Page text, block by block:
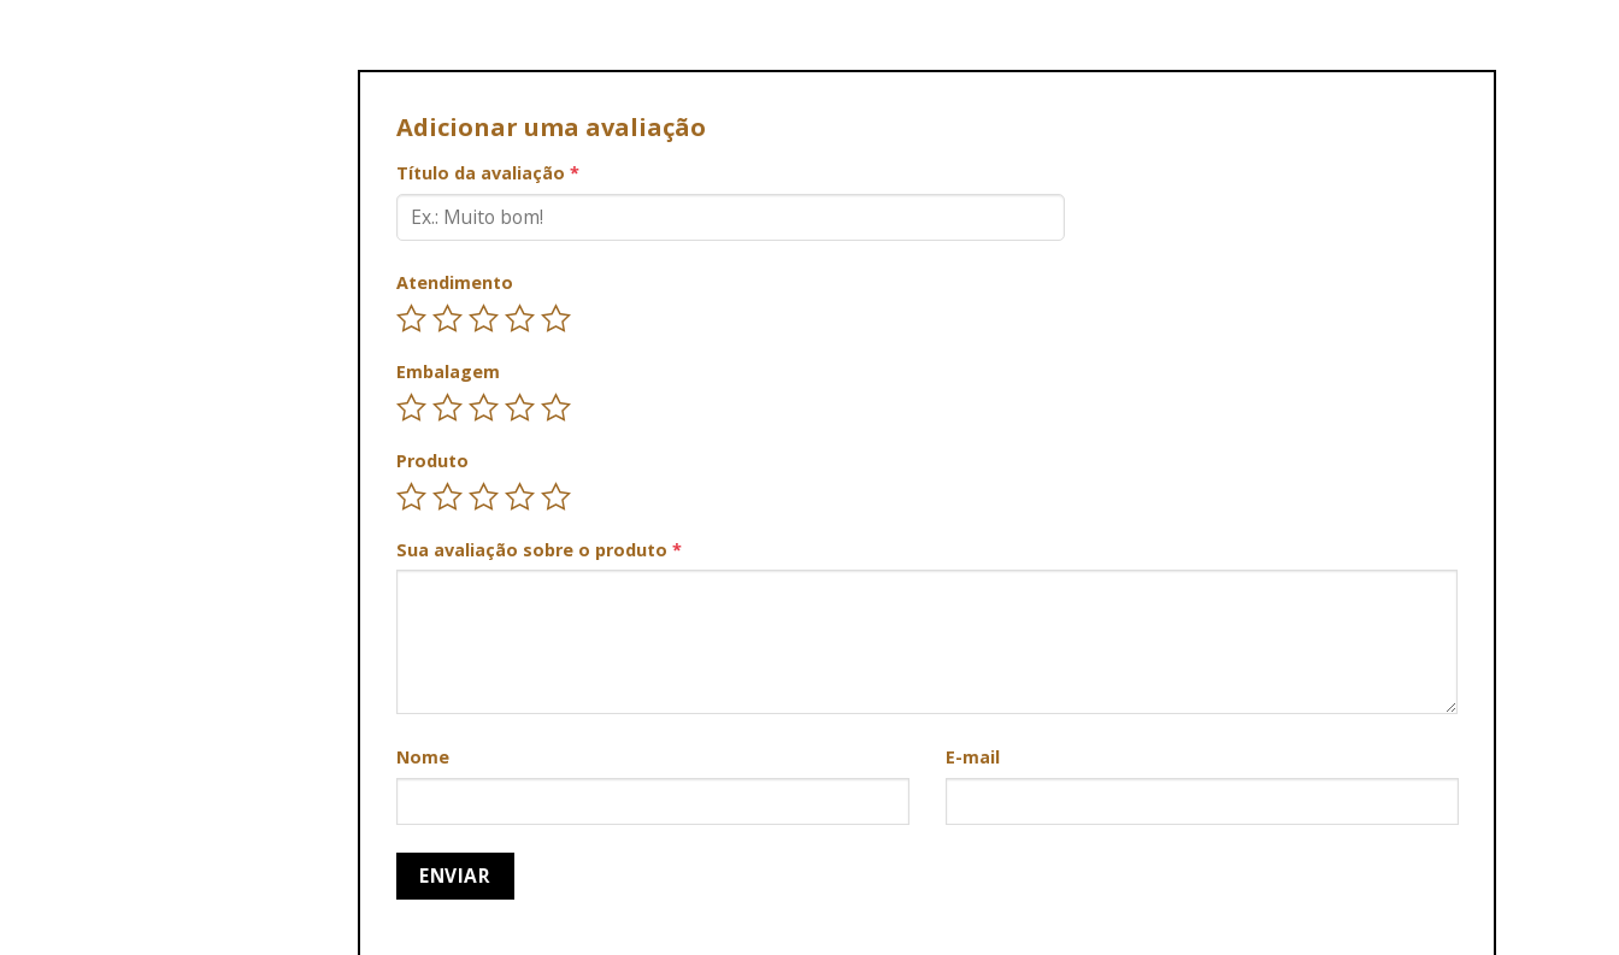
Adicionar uma avaliação
Título da avaliação *
Atendimento
Embalagem
Produto
Sua avaliação sobre o produto *
Nome E-mail